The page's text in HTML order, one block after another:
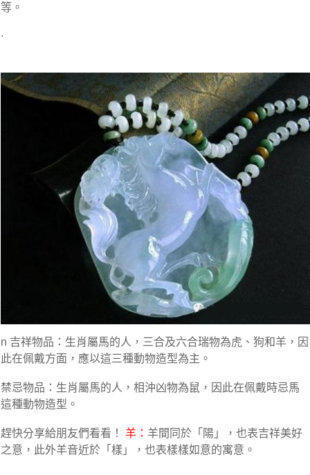
等。
.
n 吉祥物品：生肖屬馬的人，三合及六合瑞物為虎、狗和羊，因
此在佩戴方面，應以這三種動物造型為主。
禁忌物品：生肖屬馬的人，相沖凶物為鼠，因此在佩戴時忌馬
這種動物造型。
趕快分享給朋友們看看！ 羊： 羊間同於「陽」，也表吉祥美好
之意，此外羊音近於「樣」，也表樣樣如意的寓意。